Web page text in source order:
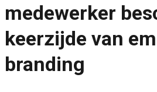
Social
›
Als authenticiteit je medewerker
medewerker
keerzijde van
branding